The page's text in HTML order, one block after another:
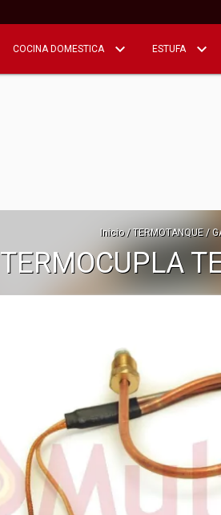
COCINA DOMESTICA ESTUFA
Inicio / TERMOTANQUE /
TERMOCUPLA